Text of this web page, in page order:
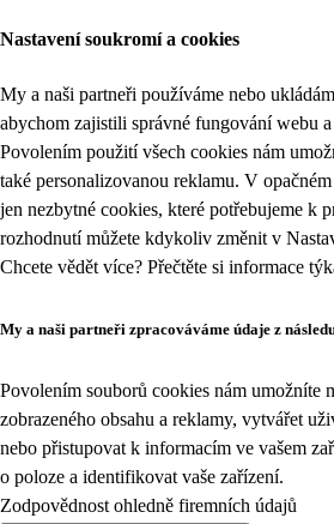
Nastavení soukromí a cookies
My a naši partneři používáme nebo
abychom zajistili správné fungování webu
Povolením použití všech cookies nám
také personalizovanou reklamu. V
jen nezbytné cookies, které potřebujeme k
rozhodnutí můžete kdykoliv změnit v
Chcete vědět více? Přečtěte si informace
My a naši partneři zpracováváme údaje z
Povolením souborů cookies nám umožníte
zobrazeného obsahu a reklamy, vytvářet
nebo přistupovat k informacím ve vašem
o poloze a identifikovat vaše zařízení.
Zodpovědnost ohledně firemních údajů